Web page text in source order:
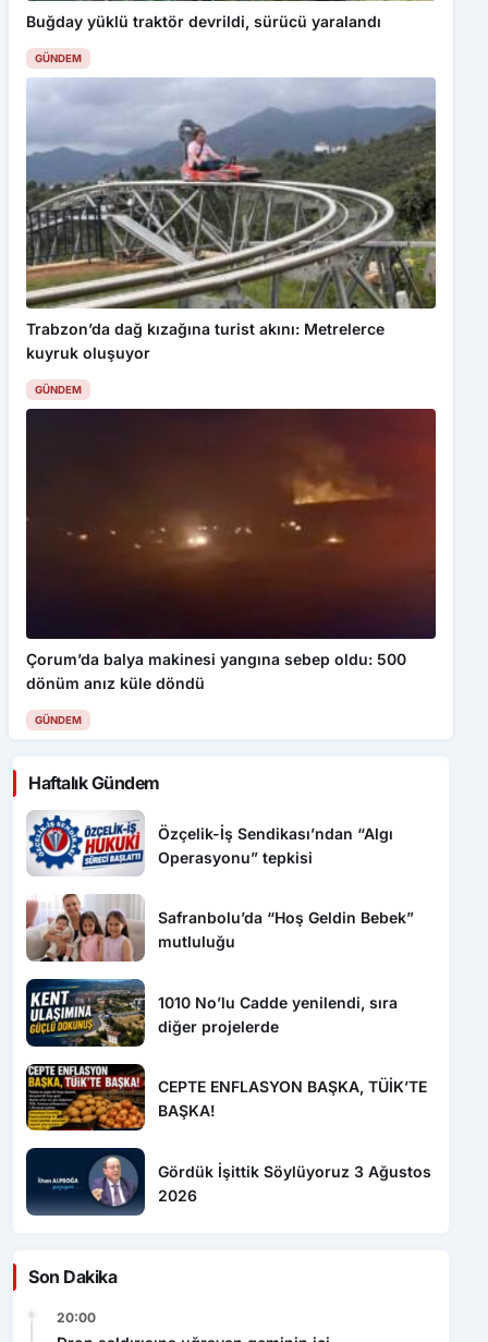
Trabzon’da dağ kızağına turist akını: Metrelerce
kuyruk oluşuyor
GÜNDEM
GÜNDEM
Haftalık Gündem
Operasyonu” tepkisi
Safranbolu’da “Hoş Geldin Bebek”
mutluluğu
1010 No’lu Cadde yenilendi, sıra
diğer projelerde
CEPTE ENFLASYON BAŞKA, TÜİK’TE
BAŞKA!
Gördük İşittik Söylüyoruz 3 Ağustos
2026
Son Dakika
Dron saldırısına uğrayan geminin içi
görüntülendi: Hasarın boyutu ortaya çıktı
16:37